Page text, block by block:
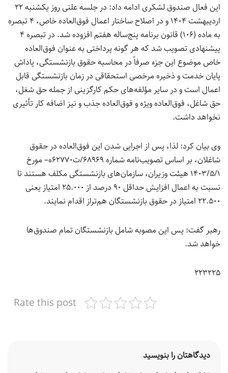
این فعال صندوق لشکری ادامه داد: در جلسه علنی روز یکشنبه ۲۲
اردیبهشت ۱۴۰۴ و در اصلاح ساختار اعمال فوق‌العاده خاص، ۴ تبصره
به ماده (۱۰۶) قانون برنامه پنج‌ساله هفتم افزوده شد. در تبصره ۴
پیشنهادی تصویب شد که هر گونه پرداختی به عنوان فوق‌العاده
خاص موضوع این جزء صرفاً در محاسبه حقوق بازنشستگی، پاداش
پایان خدمت و ذخیره مرخصی استحقاقی در زمان بازنشستگی قابل
اعمال است و در سایر مؤلفه‌های حکم کارگزینی از جمله حق شغل،
حق شاغل، فوق‌العاده ویژه و فوق‌العاده جذب و نیز اضافه کار تأثیری
نخواهد داشت.
وی بیان کرد: لذا، پس از اجرایی شدن این فوق‌العاده در حقوق
شاغلان، بر اساس تصویب‌نامه شماره ۶۸۹۶۹/ت۶۲۷۷۰ه– مورخ
۱۴۰۳/۵/۱ هیئت وزیران، سازمان‌های بازنشستگی مکلف هستند تا
نسبت به اعمال افزایش حداقل ۹۰ درصد از ۲۵.۰۰۰ امتیاز یعنی
۲۲.۵۰۰ امتیاز در حقوق بازنشستگان هم‌تراز اقدام نمایند.
رهبر گفت: پس این مصوبه شامل بازنشستگان تمام صندوق‌ها
خواهد شد.
۲۲۳۲۲۵
Rate this post
دیدگاهتان را بنویسید